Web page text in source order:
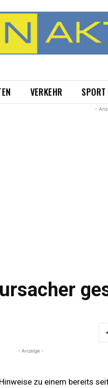
VERKEHR SPORT
-
- Anzeige -
zu einem bereits